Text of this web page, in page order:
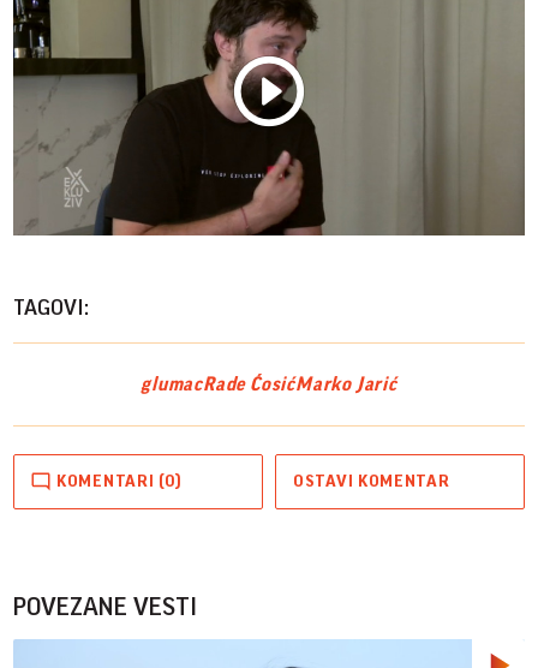
Play
TAGOVI:
glumacRade ĆosićMarko Jarić
KOMENTARI (0) OSTAVI KOMENTAR
POVEZANE VESTI